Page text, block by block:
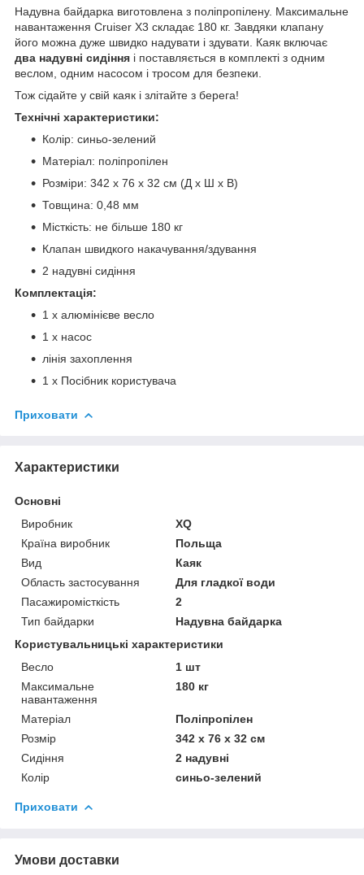
Надувна байдарка виготовлена з поліпропілену. Максимальне
навантаження Cruiser X3 складає 180 кг. Завдяки клапану
його можна дуже швидко надувати і здувати. Каяк включає
два надувні сидіння і поставляється в комплекті з одним
веслом, одним насосом і тросом для безпеки.
Тож сідайте у свій каяк і злітайте з берега!
Технічні характеристики:
Колір: синьо-зелений
Матеріал: поліпропілен
Розміри: 342 х 76 х 32 см (Д х Ш х В)
Товщина: 0,48 мм
Місткість: не більше 180 кг
Клапан швидкого накачування/здування
2 надувні сидіння
Комплектація:
1 х алюмінієве весло
1 х насос
лінія захоплення
1 х Посібник користувача
Приховати
Характеристики
Основні
Виробник
XQ
Країна виробник
Польща
Вид
Каяк
Область застосування
Для гладкої води
Пасажиромісткість
2
Тип байдарки
Надувна байдарка
Користувальницькі характеристики
Весло
1 шт
Максимальне
навантаження
180 кг
Матеріал
Поліпропілен
Розмір
342 х 76 х 32 см
Сидіння
2 надувні
Колір
синьо-зелений
Приховати
Умови доставки